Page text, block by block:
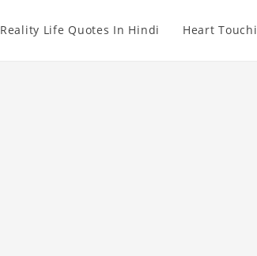
Reality Life Quotes In Hindi Heart